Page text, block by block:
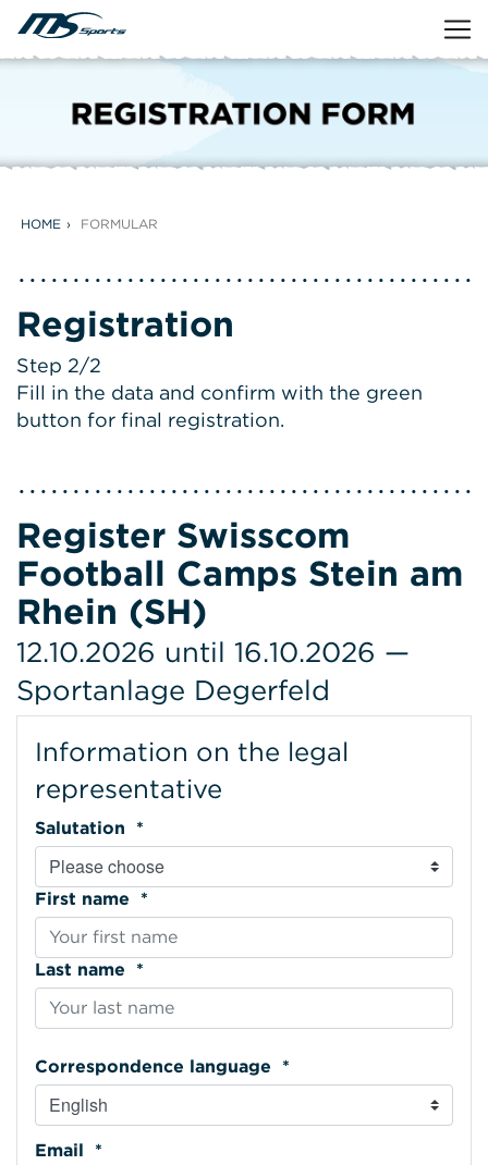
HOME FORMULAR
Registration
Step 2/2
Fill in the data and confirm with the green
button for final registration.
Register Swisscom
Football Camps Stein am
Rhein (SH)
12.10.2026 until 16.10.2026 —
Sportanlage Degerfeld
Information on the legal
representative
Salutation *
First name *
Last name *
Correspondence language *
Email *